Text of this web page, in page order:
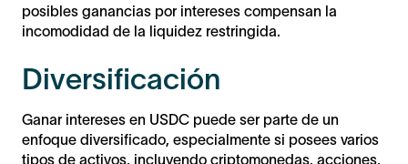
posibles ganancias por intereses compensan la
incomodidad de la liquidez restringida.
Diversificación
Ganar intereses en USDC puede ser parte de un
enfoque diversificado, especialmente si posees varios
tipos de activos, incluyendo criptomonedas, acciones,